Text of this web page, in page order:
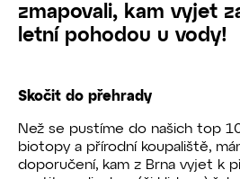
zmapovali, kam vyjet
letní pohodou u vody!
Skočit do přehrady
Než se pustíme do našich top
biotopy a přírodní koupaliště,
doporučení, kam z Brna vyjet k